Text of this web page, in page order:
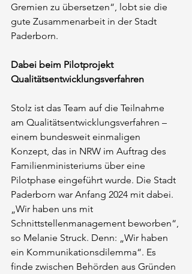
Gremien zu übersetzen“, lobt sie die
gute Zusammenarbeit in der Stadt
Paderborn.
Dabei beim Pilotprojekt
Qualitätsentwicklungsverfahren
Stolz ist das Team auf die Teilnahme
am Qualitätsentwicklungsverfahren –
einem bundesweit einmaligen
Konzept, das in NRW im Auftrag des
Familienministeriums über eine
Pilotphase eingeführt wurde. Die Stadt
Paderborn war Anfang 2024 mit dabei.
„Wir haben uns mit
Schnittstellenmanagement beworben“,
so Melanie Struck. Denn: „Wir haben
ein Kommunikationsdilemma“. Es
finde zwischen Behörden aus Gründen